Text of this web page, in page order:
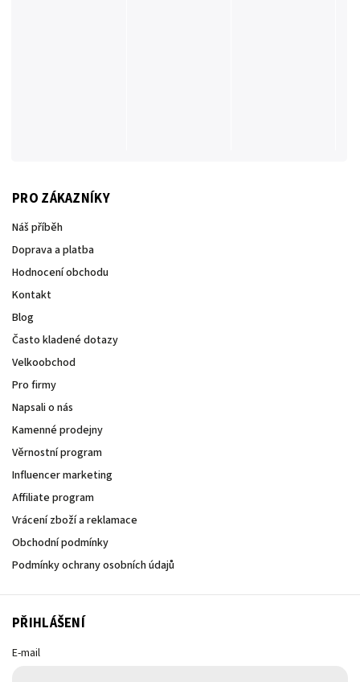
PRO ZÁKAZNÍKY
Náš příběh
Doprava a platba
Hodnocení obchodu
Kontakt
Blog
Často kladené dotazy
Velkoobchod
Pro firmy
Napsali o nás
Kamenné prodejny
Věrnostní program
Influencer marketing
Affiliate program
Vrácení zboží a reklamace
Obchodní podmínky
Podmínky ochrany osobních údajů
PŘIHLÁŠENÍ
E-mail